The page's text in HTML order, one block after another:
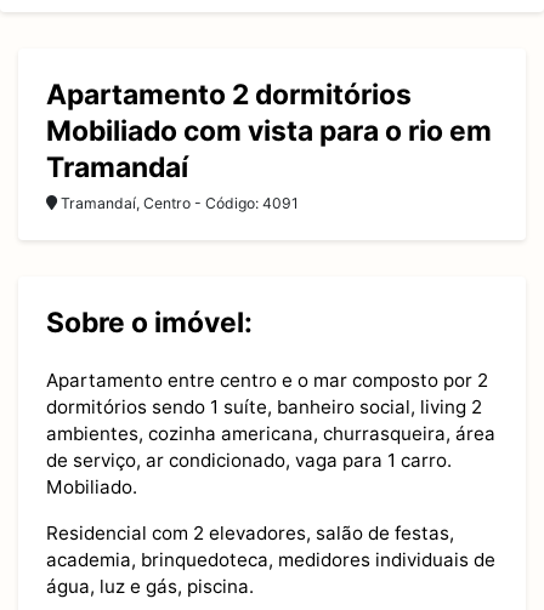
Apartamento 2 dormitórios
Mobiliado com vista para o rio em
Tramandaí
Tramandaí, Centro - Código: 4091
Sobre o imóvel:
Apartamento entre centro e o mar composto por 2
dormitórios sendo 1 suíte, banheiro social, living 2
ambientes, cozinha americana, churrasqueira, área
de serviço, ar condicionado, vaga para 1 carro.
Mobiliado.
Residencial com 2 elevadores, salão de festas,
academia, brinquedoteca, medidores individuais de
água, luz e gás, piscina.